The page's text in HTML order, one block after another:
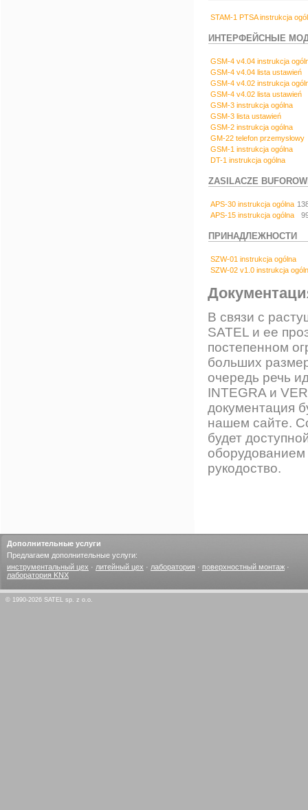
STAM-1 PTSA instrukcja
ИНТЕРФЕЙСНЫЕ
GSM-4 v4.04 instrukcja
GSM-4 v4.04 lista ustawień
GSM-4 v4.02 instrukcja
GSM-4 v4.02 lista ustawień
GSM-3 instrukcja ogólna
GSM-3 lista ustawień
GSM-2 instrukcja ogólna
GM-22 telefon przemysłowy
GSM-1 instrukcja ogólna
DT-1 instrukcja ogólna
ZASILACZE
APS-30 instrukcja ogólna
APS-15 instrukcja ogólna
ПРИНАДЛЕЖНОСТИ
SZW-01 instrukcja ogólna
SZW-02 v1.0 instrukcja
В связи с
SATEL и ее
постепенном
больших
очередь речь
INTEGRA и
документация
нашем сайте.
будет
оборудованием
рукодоство.
Дополнительные услуги
Предлагаем дополнительные услуги:
инструментальный цех · литейный цех · лаборатория · поверхностный монтаж ·
лаборатория KNX
© 1990-2026 SATEL sp. z o.o.